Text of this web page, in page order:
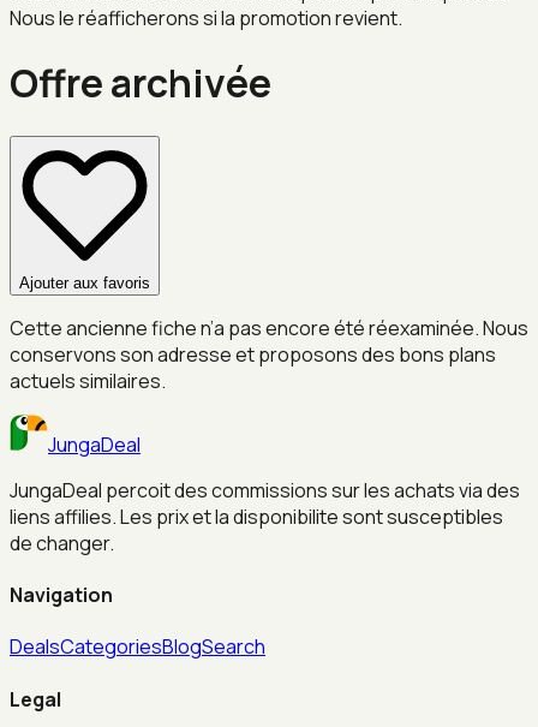
Nous le réafficherons si la promotion revient.
Offre archivée
Ajouter aux favoris
Cette ancienne fiche n’a pas encore été réexaminée. Nous
conservons son adresse et proposons des bons plans
actuels similaires.
JungaDeal
JungaDeal percoit des commissions sur les achats via des
liens affilies. Les prix et la disponibilite sont susceptibles
de changer.
Navigation
DealsCategoriesBlogSearch
Legal